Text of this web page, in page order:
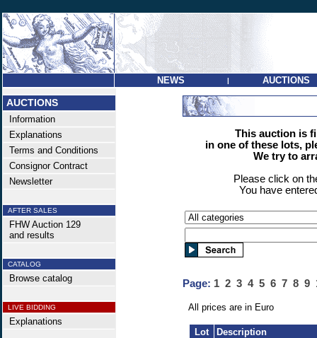
NEWS | AUCTIONS
AUCTIONS
Information
Explanations
Terms and Conditions
Consignor Contract
Newsletter
AFTER SALES
FHW Auction 129
and results
CATALOG
Browse catalog
LIVE BIDDING
Explanations
This auction is
in one of these lots,
We try to
Please click on
You have
Page: 1 2 3 4 5 6 7 8 9
All prices are in Euro
Lot
Description